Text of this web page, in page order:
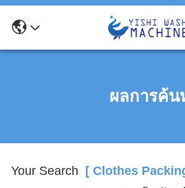
ผลการค้น
Your Search [ Clothes